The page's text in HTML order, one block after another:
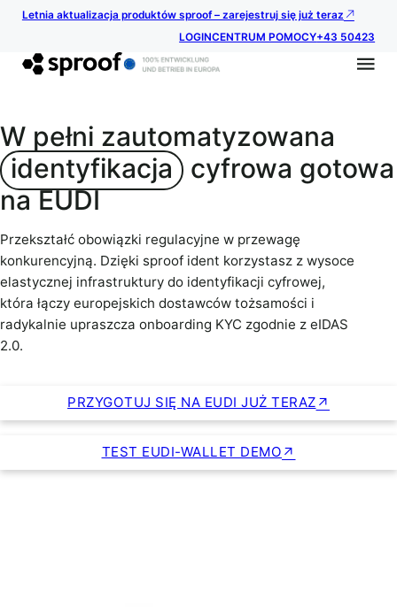
Letnia aktualizacja produktów sproof – zarejestruj się już teraz
LOGINCENTRUM POMOCY+43 50423
W pełni zautomatyzowana
identyfikacja
cyfrowa gotowa
na EUDI
Przekształć obowiązki regulacyjne w przewagę
konkurencyjną. Dzięki sproof ident korzystasz z wysoce
elastycznej infrastruktury do identyfikacji cyfrowej,
która łączy europejskich dostawców tożsamości i
radykalnie upraszcza onboarding KYC zgodnie z eIDAS
2.0.
PRZYGOTUJ SIĘ NA EUDI JUŻ TERAZ
TEST EUDI-WALLET DEMO